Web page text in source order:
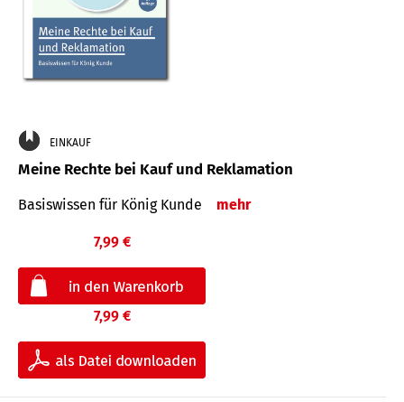
EINKAUF
Meine Rechte bei Kauf und Reklamation
Basiswissen für König Kunde mehr
7,99 €
7,99 €